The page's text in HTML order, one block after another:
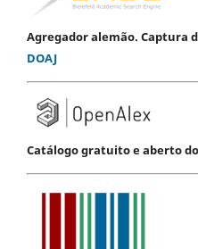
Agregador alemão. Captura
DOAJ
Catálogo gratuito e aberto